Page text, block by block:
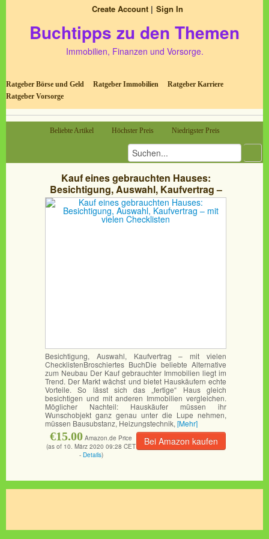
Create Account Sign In
Buchtipps zu den Themen
Immobilien, Finanzen und Vorsorge.
Ratgeber Börse und Geld Ratgeber Immobilien
Ratgeber Karriere
Ratgeber Vorsorge
Beliebte Artikel Höchster Preis Niedrigster Preis
Kauf eines gebrauchten Hauses:
Besichtigung, Auswahl, Kaufvertrag –
mit vielen Checklisten
Besichtigung, Auswahl, Kaufvertrag – mit vielen
ChecklistenBroschiertes BuchDie beliebte Alternative
zum Neubau Der Kauf gebrauchter Immobilien liegt im
Trend. Der Markt wächst und bietet Hauskäufern echte
Vorteile. So lässt sich das „fertige“ Haus gleich
besichtigen und mit anderen Immobilien vergleichen.
Möglicher Nachteil: Hauskäufer müssen ihr
Wunschobjekt ganz genau unter die Lupe nehmen,
müssen Bausubstanz, Heizungstechnik, [Mehr]
Bei Amazon kaufen
€15.00 Amazon.de Price
(as of 10. März 2020 09:28 CET
- Details)